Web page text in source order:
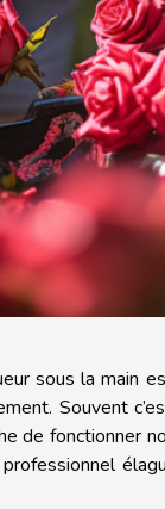
sous la main
Souvent
de fonctionner